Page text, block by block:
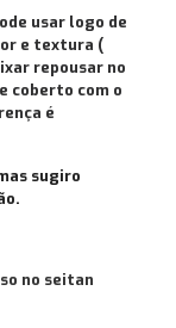
usar logo de
e textura (
repousar no
coberto com o
é
sugiro
no seitan